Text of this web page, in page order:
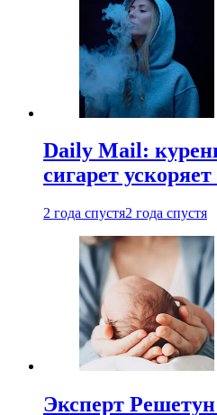
Daily Mail:
сигарет
2 года спустя2 года спустя
Эксперт